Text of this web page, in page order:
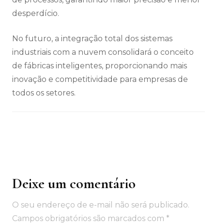
desperdício.
No futuro, a integração total dos sistemas
industriais com a nuvem consolidará o conceito
de fábricas inteligentes, proporcionando mais
inovação e competitividade para empresas de
todos os setores.
Navegação
post
Deixe um comentário
O seu endereço de e-mail não será publicado.
Campos obrigatórios são marcados com *